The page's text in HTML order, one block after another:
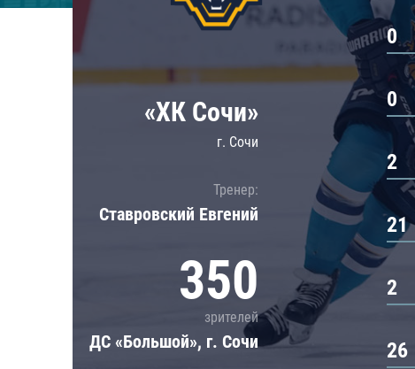
Локомотив
ЦСКА
Шанхайские Драконы
«ХК Сочи»
г. Сочи
Тренер:
Ставровский Евгений
350
зрителей
ДС «Большой», г. Сочи
0
0
2
21
2
26